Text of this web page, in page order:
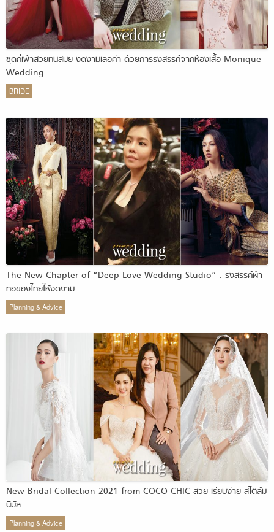
ชุดกี่เพ้าสวยทันสมัย งดงามเลอค่า ด้วยการรังสรรค์จากห้องเสื้อ Monique
Wedding
BRIDE
The New Chapter of “Deep Love Wedding Studio” : รังสรรค์ผ้า
ทอของไทยให้งดงาม
Planning & Advice
New Bridal Collection 2021 from COCO CHIC สวย เรียบง่าย สไตล์มิ
นิมัล
Planning & Advice